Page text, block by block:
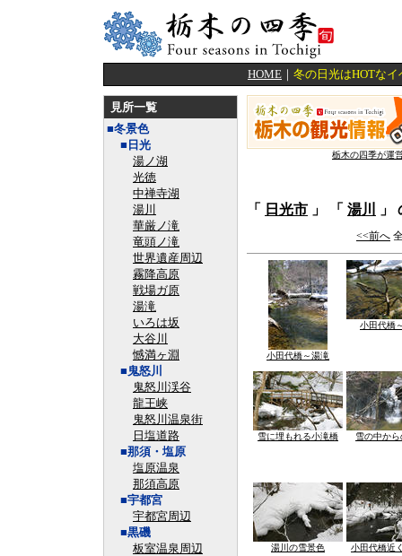
HOME ｜ 冬の日光はHOTな
見所一覧
■冬景色
■日光
湯ノ湖
光徳
中禅寺湖
湯川
華厳ノ滝
竜頭ノ滝
世界遺産周辺
霧降高原
戦場ガ原
湯滝
いろは坂
大谷川
憾満ヶ淵
■鬼怒川
鬼怒川渓谷
龍王峡
鬼怒川温泉街
日塩道路
■那須・塩原
塩原温泉
那須高原
■宇都宮
宇都宮周辺
■黒磯
板室温泉周辺
栃木の四季が運
「 日光市 」 「 湯川 」
<<前へ
小田代橋～湯滝
小田代橋
雪に埋もれる小滝橋 雪の中か
湯川の雪景色 小田代橋近